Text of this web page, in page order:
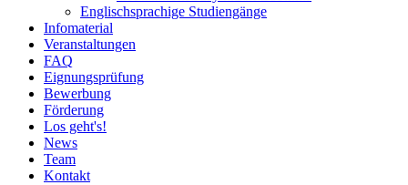
Englischsprachige Studiengänge
Infomaterial
Veranstaltungen
FAQ
Eignungsprüfung
Bewerbung
Förderung
Los geht's!
News
Team
Kontakt